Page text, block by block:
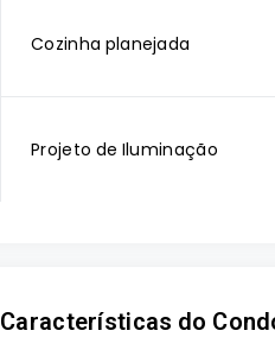
Cozinha planejada
Projeto de Iluminação
Características do